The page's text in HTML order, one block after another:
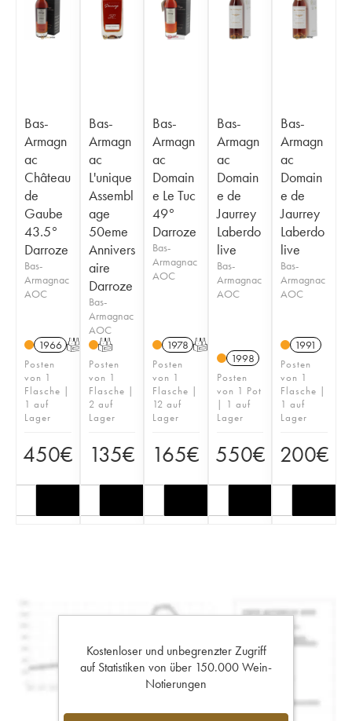
Bas-
Armagn
ac
Château
de
Gaube
43.5°
Darroze
Bas-
Armagnac
AOC
1966 T
Posten
von 1
Flasche |
1 auf
Lager
450€
Bas-
Armagn
ac
L'unique
Assembl
age
50eme
Annivers
aire
Darroze
Bas-
Armagnac
AOC
T
Posten
von 1
Flasche |
2 auf
Lager
135€
Bas-
Armagn
ac
Domain
e Le Tuc
49°
Darroze
Bas-
Armagnac
AOC
1978 T
Posten
von 1
Flasche |
12 auf
Lager
165€
Bas-
Armagn
ac
Domain
e de
Jaurrey
Laberdo
live
Bas-
Armagnac
AOC
1998
Posten
von 1 Pot
| 1 auf
Lager
550€
Bas-
Armagn
ac
Domain
e de
Jaurrey
Laberdo
live
Bas-
Armagnac
AOC
1991
Posten
von 1
Flasche |
1 auf
Lager
200€
Kostenloser und unbegrenzter Zugriff
auf Statistiken von über 150.000 Wein-
Notierungen